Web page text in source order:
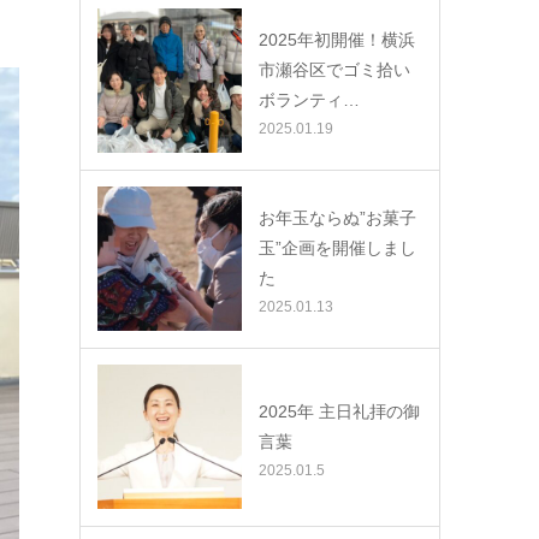
2025年初開催！横浜
市瀬谷区でゴミ拾い
ボランティ…
2025.01.19
お年玉ならぬ”お菓子
玉”企画を開催しまし
た
2025.01.13
2025年 主日礼拝の御
言葉
2025.01.5